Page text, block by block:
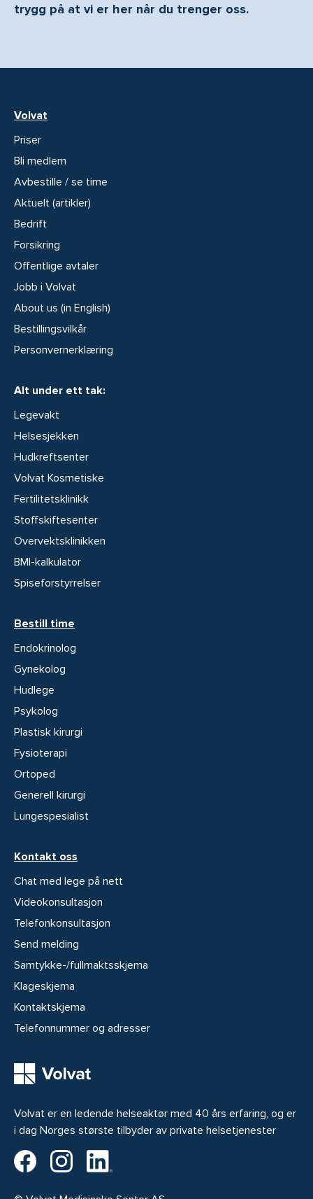
trygg på at vi er her når du trenger oss.
Volvat er en ledende helseaktør med 40 års erfaring, og er
i dag Norges største tilbyder av private helsetjenester
Volvat på Facebook
Volvat på Instagram
Volvat
Priser
Bli medlem
Avbestille / se time
Aktuelt (artikler)
Bedrift
Forsikring
Offentlige avtaler
Jobb i Volvat
About us (in English)
Bestillingsvilkår
Personvernerklæring
Alt under ett tak:
Legevakt
Helsesjekken
Hudkreftsenter
Volvat Kosmetiske
Fertilitetsklinikk
Stoffskiftesenter
Overvektsklinikken
BMI-kalkulator
Spiseforstyrrelser
Bestill time
Endokrinolog
Gynekolog
Hudlege
Psykolog
Plastisk kirurgi
Fysioterapi
Ortoped
Generell kirurgi
Lungespesialist
Kontakt oss
Chat med lege på nett
Videokonsultasjon
Telefonkonsultasjon
Send melding
Samtykke-/fullmaktsskjema
Klageskjema
Kontaktskjema
Telefonnummer og adresser